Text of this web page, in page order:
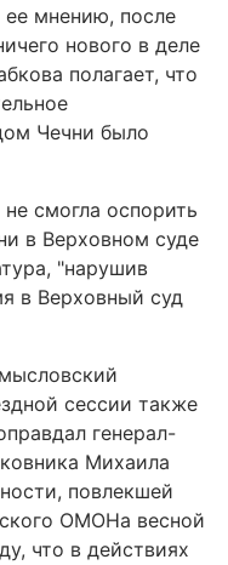
ее мнению, после
нового в деле
полагает, что
Чечни было
смогла оспорить
в Верховном суде
"нарушив
в Верховный суд
сессии также
генерал-
Михаила
повлекшей
ОМОНа весной
что в действиях